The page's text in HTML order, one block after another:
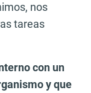
nos
tareas
con un
y que